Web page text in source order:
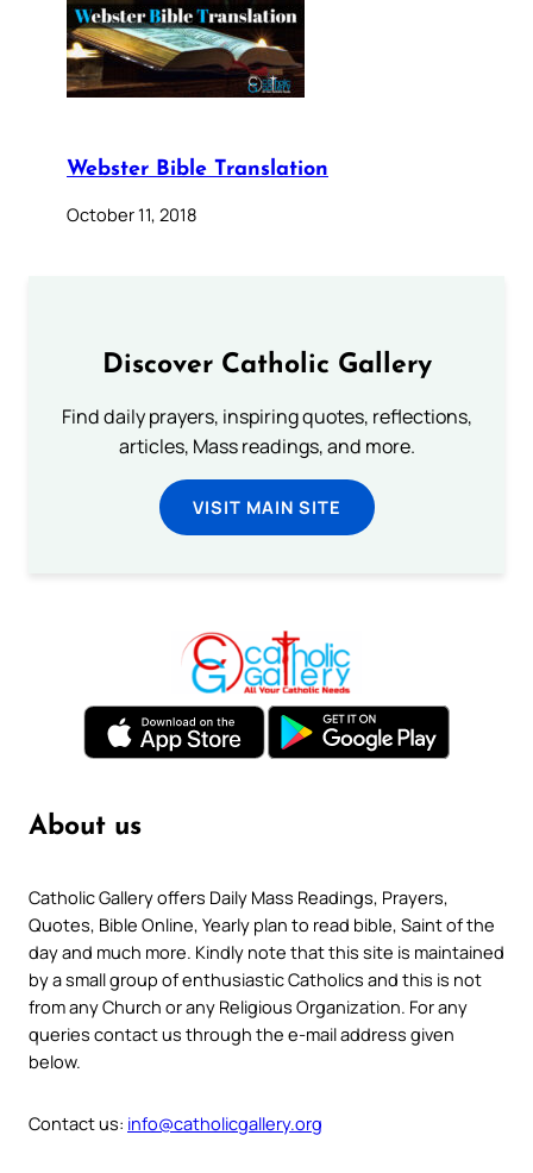
Webster Bible Translation
October 11, 2018
Discover Catholic Gallery
Find daily prayers, inspiring quotes, reflections,
articles, Mass readings, and more.
VISIT MAIN SITE
About us
Catholic Gallery offers Daily Mass Readings, Prayers,
Quotes, Bible Online, Yearly plan to read bible, Saint of the
day and much more. Kindly note that this site is maintained
by a small group of enthusiastic Catholics and this is not
from any Church or any Religious Organization. For any
queries contact us through the e-mail address given
below.
Contact us: info@catholicgallery.org